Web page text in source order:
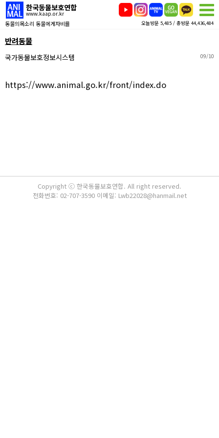
한국동물보호연합
www.kaap.or.kr
동물의목소리 동물에게자비를 오늘방문 5,485 / 총방문 44,436,484
반려동물
국가동물보호정보시스템 09/10
https://www.animal.go.kr/front/index.do
Copyright ⓒ 한국동물보호연합. All right reserved.
전화번호: 02-707-3590 이메일: Lwb22028@hanmail.net